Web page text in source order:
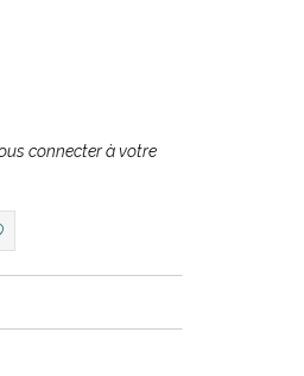
connecter à votre